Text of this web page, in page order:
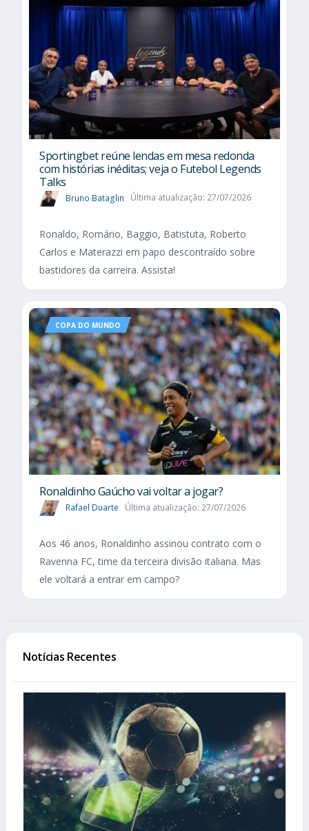
Sportingbet reúne lendas em mesa redonda
com histórias inéditas; veja o Futebol Legends
Talks
Bruno Bataglin Última atualização: 27/07/2026
Ronaldo, Romário, Baggio, Batistuta, Roberto
Carlos e Materazzi em papo descontraído sobre
bastidores da carreira. Assista!
COPA DO MUNDO
Ronaldinho Gaúcho vai voltar a jogar?
Rafael Duarte Última atualização: 27/07/2026
Aos 46 anos, Ronaldinho assinou contrato com o
Ravenna FC, time da terceira divisão italiana. Mas
ele voltará a entrar em campo?
Notícias Recentes